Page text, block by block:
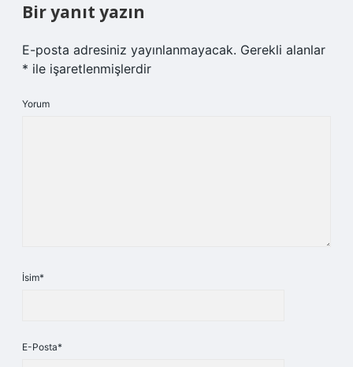
Bir yanıt yazın
E-posta adresiniz yayınlanmayacak. Gerekli alanlar
* ile işaretlenmişlerdir
Yorum
İsim*
E-Posta*